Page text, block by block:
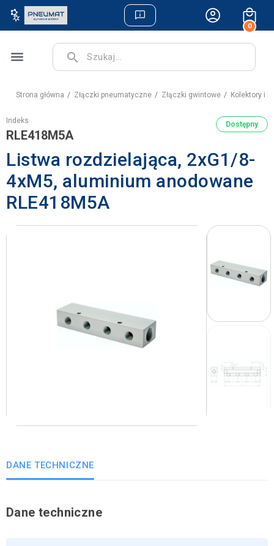
0
menu search
Strona główna Złączki pneumatyczne Złączki gwintowe Kolektory i
Indeks
RLE418M5A
Dostępny
Listwa rozdzielająca, 2xG1/8-
4xM5, aluminium anodowane
RLE418M5A
DANE TECHNICZNE
Dane techniczne